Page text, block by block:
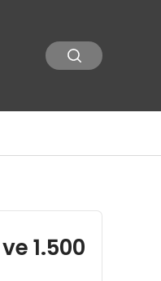
1.500